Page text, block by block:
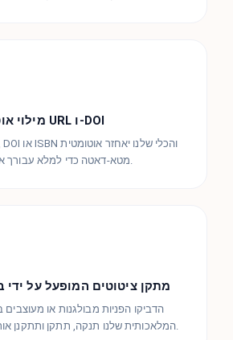
מילוי אוטומטי מכתובת URL ו-DOI
מטא-דאטה כדי למלא עבורך את כל שדות הציטוט.
מתקן ציטוטים המופעל על ידי
הדביקו הפניות מבולגנות או מעוצבים
המלאכותית שלנו תנקה, תתקן ותתקנן אותן לסגנון שבחרתם.